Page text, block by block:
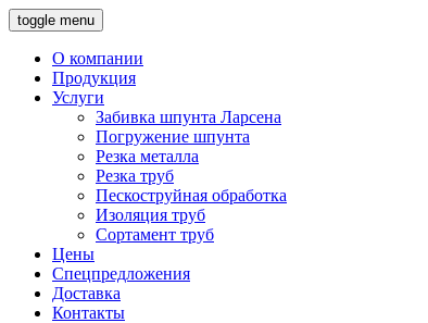
toggle menu
О компании
Продукция
Услуги
Забивка шпунта Ларсена
Погружение шпунта
Резка металла
Резка труб
Пескоструйная обработка
Изоляция труб
Сортамент труб
Цены
Спецпредложения
Доставка
Контакты